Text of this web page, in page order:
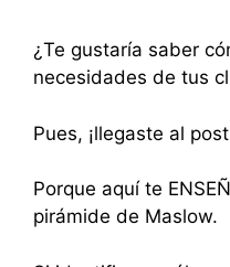
¿Te gustaría saber
necesidades de tus
Pues, ¡llegaste al
Porque aquí te
pirámide de Maslow.